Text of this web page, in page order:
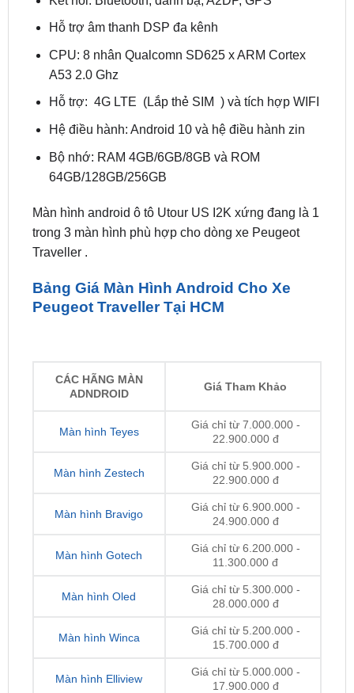
A53 2.0 Ghz
Hỗ trợ: 4G LTE (Lắp thẻ SIM ) và tích hợp WIFI
64GB/128GB/256GB
Màn hình android ô tô Utour US I2K xứng đang là 1
Traveller .
Bảng Giá Màn Hình Android Cho Xe
Màn hình Teyes
Giá chỉ từ 7.000.000 -
Màn hình Zestech
Giá chỉ từ 5.900.000 -
22.900.000 đ
Màn hình Bravigo
Giá chỉ từ 6.900.000 -
24.900.000 đ
Màn hình Gotech
Giá chỉ từ 6.200.000 -
11.300.000 đ
Màn hình Oled
Giá chỉ từ 5.300.000 -
28.000.000 đ
Màn hình Winca
Giá chỉ từ 5.200.000 -
15.700.000 đ
Màn hình Elliview
Giá chỉ từ 5.000.000 -
17.900.000 đ
Màn hình Utour
Giá chỉ từ 5.000.000 -
22.900.000 đ